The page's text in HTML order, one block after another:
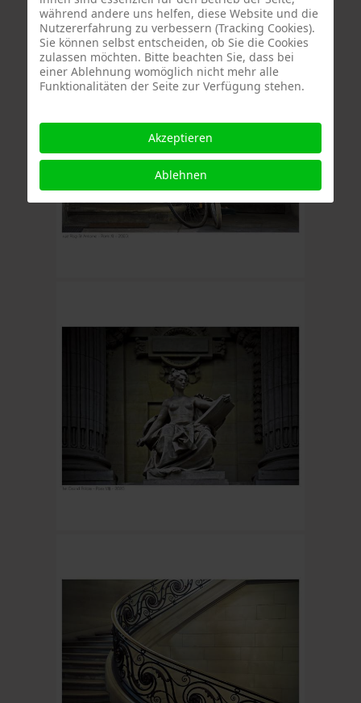
während andere uns helfen, diese Website und die
Nutzererfahrung zu verbessern (Tracking Cookies).
Sie können selbst entscheiden, ob Sie die Cookies
zulassen möchten. Bitte beachten Sie, dass bei
einer Ablehnung womöglich nicht mehr alle
Funktionalitäten der Seite zur Verfügung stehen.
Akzeptieren
Ablehnen